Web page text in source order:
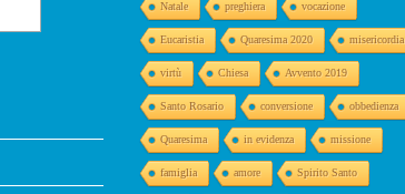
Natale preghiera vocazione
Eucaristia Quaresima 2020 misericordia
virtù Chiesa Avvento 2019
Santo Rosario conversione obbedienza
Quaresima in evidenza missione
famiglia amore Spirito Santo